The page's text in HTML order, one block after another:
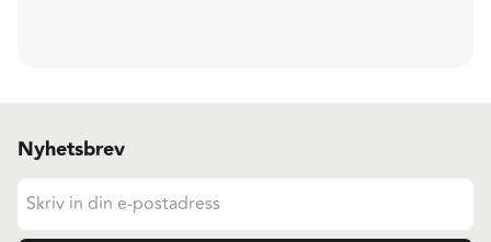
Nyhetsbrev